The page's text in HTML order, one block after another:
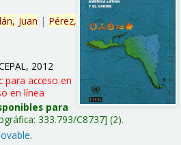
Juan | Pérez,
2012
para acceso en
en línea
para
333.793/C8737 (2).
.